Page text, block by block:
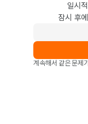
일시
잠시 후
계속해서 같은 문제